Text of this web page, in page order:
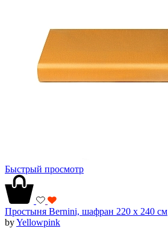
Быстрый просмотр
Простыня Bernini, шафран 220 х 240 см
byYellowpink